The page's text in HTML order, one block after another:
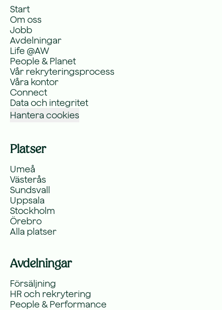
Start
Om oss
Jobb
Avdelningar
Life @AW
People & Planet
Vår rekryteringsprocess
Våra kontor
Connect
Data och integritet
Hantera cookies
Platser
Umeå
Västerås
Sundsvall
Uppsala
Stockholm
Örebro
Alla platser
Avdelningar
Försäljning
HR och rekrytering
People & Performance